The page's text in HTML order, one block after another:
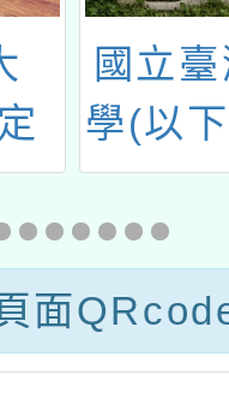
國立
學(以
大)辦
多元
究的
面